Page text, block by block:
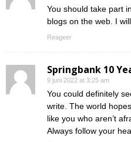
You should take part
blogs on the web. I
Reageer
Springbank 10
9 juni 2022 at 3:25 am
You could definitely
write. The world
like you who aren’t
Always follow your